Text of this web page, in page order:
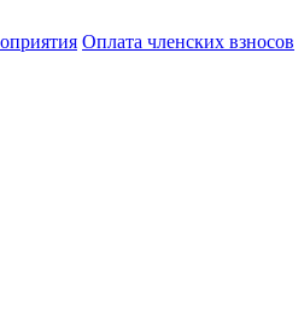
Оплата членских взносов